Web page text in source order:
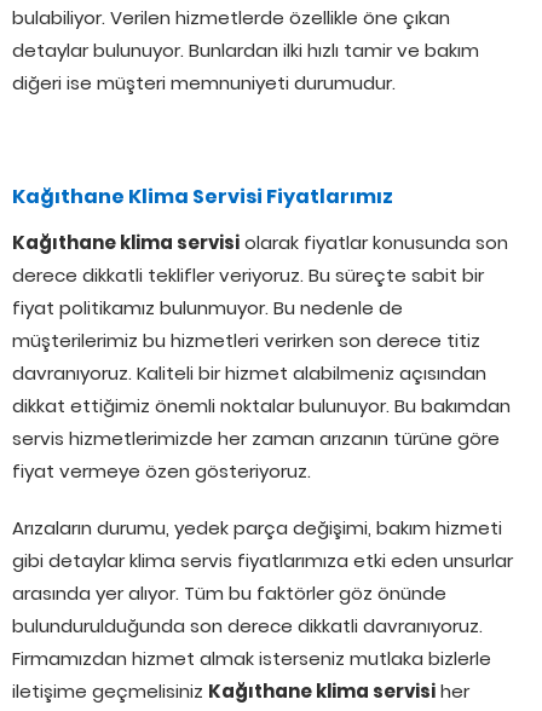
bulabiliyor. Verilen hizmetlerde özellikle öne çıkan
detaylar bulunuyor. Bunlardan ilki hızlı tamir ve bakım
diğeri ise müşteri memnuniyeti durumudur.
Kağıthane Klima Servisi Fiyatlarımız
Kağıthane klima servisiolarak fiyatlar konusunda son
derece dikkatli teklifler veriyoruz. Bu süreçte sabit bir
fiyat politikamız bulunmuyor. Bu nedenle de
müşterilerimiz bu hizmetleri verirken son derece titiz
davranıyoruz. Kaliteli bir hizmet alabilmeniz açısından
dikkat ettiğimiz önemli noktalar bulunuyor. Bu bakımdan
servis hizmetlerimizde her zaman arızanın türüne göre
fiyat vermeye özen gösteriyoruz.
Arızaların durumu, yedek parça değişimi, bakım hizmeti
gibi detaylar klima servis fiyatlarımıza etki eden unsurlar
arasında yer alıyor. Tüm bu faktörler göz önünde
bulundurulduğunda son derece dikkatli davranıyoruz.
Firmamızdan hizmet almak isterseniz mutlaka bizlerle
iletişime geçmelisiniz Kağıthane klima servisiher